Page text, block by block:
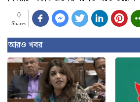
0
Shares
আরও খবর